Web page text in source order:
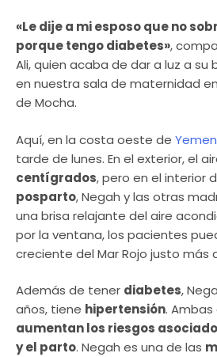
«Le dije a mi esposo que no
porque tengo diabetes»,
Ali, quien acaba de dar a luz a su
en nuestra sala de maternidad
de Mocha.
Aquí, en la costa oeste de Yemen
tarde de lunes. En el exterior, el
centígrados, pero en el interior
posparto, Negah y las otras
una brisa relajante del aire
por la ventana, los pacientes
creciente del Mar Rojo justo más
Además de tener diabetes,
años, tiene hipertensión.
aumentan los riesgos
y el parto. Negah es una de las